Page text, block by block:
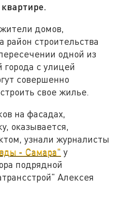
домов,
строительства
одной из
города с улицей
совершенно
свое жилье.
на фасадах,
оказывается,
узнали журналисты
- Самара" у
подрядной
Алексея